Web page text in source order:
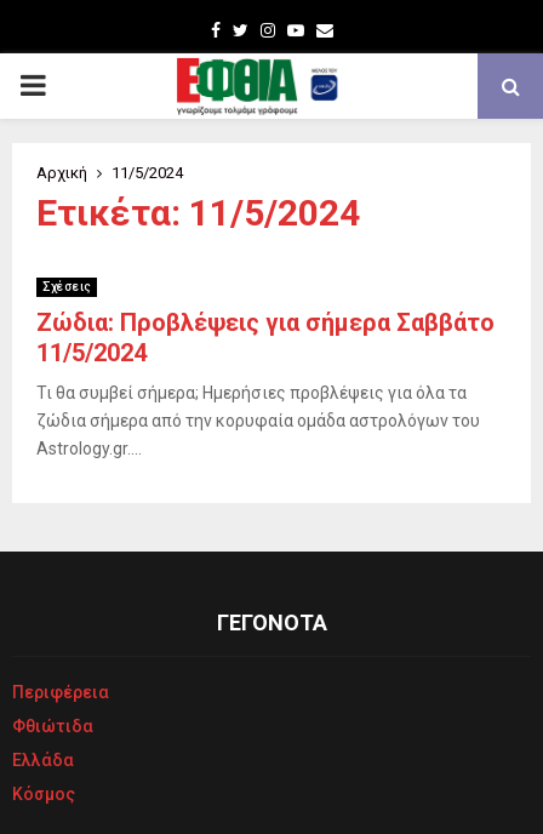
Facebook
TwitterInstagram
Youtube
Email
PRIMARY
Αρχική 11/5/2024
Ετικέτα: 11/5/2024
Σχέσεις
Ζώδια: Προβλέψεις για σήμερα Σαββάτο
11/5/2024
Τι θα συμβεί σήμερα; Ημερήσιες προβλέψεις για όλα τα
ζώδια σήμερα από την κορυφαία ομάδα αστρολόγων του
Astrology.gr....
ΓΕΓΟΝΟΤΑ
Περιφέρεια
Φθιώτιδα
Ελλάδα
Κόσμος